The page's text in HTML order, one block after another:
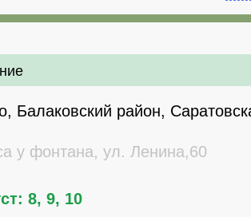
Балаковский район,
у фонтана, ул. Ленина,60
8, 9, 10